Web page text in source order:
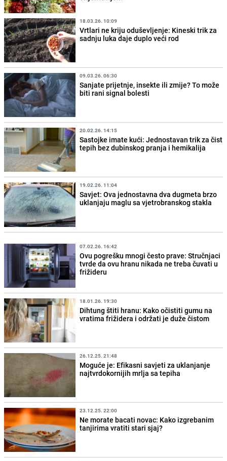
18.03.26. 10:09
Vrtlari ne kriju oduševljenje: Kineski trik za
sadnju luka daje duplo veći rod
09.03.26. 06:30
Sanjate prijetnje, insekte ili zmije? To može
biti rani signal bolesti
20.02.26. 14:15
Sastojke imate kući: Jednostavan trik za čist
tepih bez dubinskog pranja i hemikalija
19.02.26. 11:04
Savjet: Ova jednostavna dva dugmeta brzo
uklanjaju maglu sa vjetrobranskog stakla
07.02.26. 16:42
Ovu pogrešku mnogi često prave: Stručnjaci
tvrde da ovu hranu nikada ne treba čuvati u
frižideru
18.01.26. 19:30
Dihtung štiti hranu: Kako očistiti gumu na
vratima frižidera i održati je duže čistom
26.12.25. 21:48
Moguće je: Efikasni savjeti za uklanjanje
najtvrdokornijih mrlja sa tepiha
23.12.25. 22:00
Ne morate bacati novac: Kako izgrebanim
tanjirima vratiti stari sjaj?